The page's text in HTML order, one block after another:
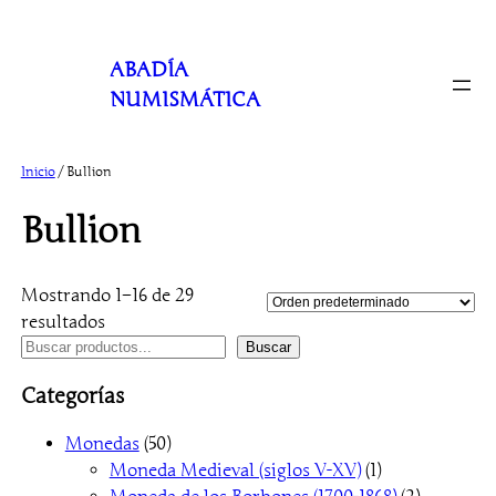
ABADÍA
NUMISMÁTICA
Inicio/ Bullion
Bullion
Mostrando 1–16 de 29
resultados
B
s
Buscar
Categorías
Monedas 505
0
Moneda Medieval (siglos V-XV) 11